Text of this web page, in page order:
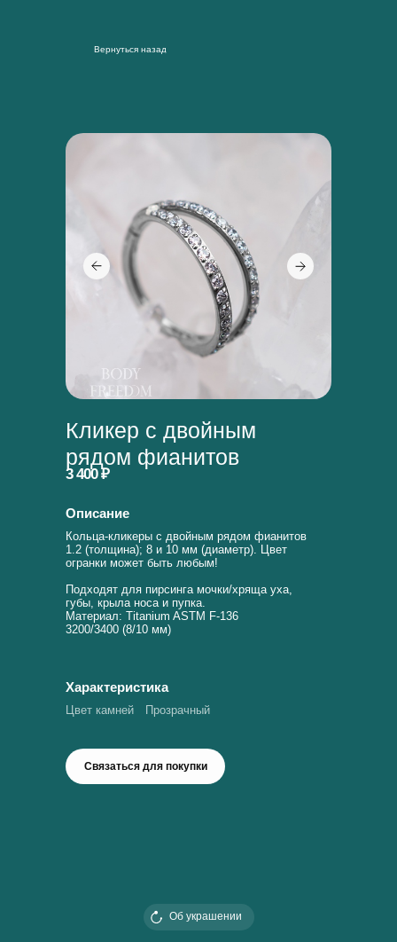
Вернуться назад
Связаться для покупки
Кликер с двойным
рядом фианитов
Описание
Характеристика
Кольца-кликеры с двойным рядом фианитов
1.2 (толщина); 8 и 10 мм (диаметр). Цвет
огранки может быть любым!
Подходят для пирсинга мочки/хряща уха,
губы, крыла носа и пупка.
Материал: Titanium ASTM F-136
3200/3400 (8/10 мм)
Прозрачный
Цвет камней
3 400 ₽
Об украшении